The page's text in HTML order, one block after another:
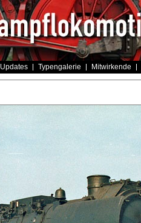
Updates Typengalerie Mitwirkende